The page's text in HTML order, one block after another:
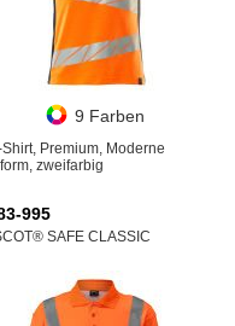
9 Farben
Shirt, Premium, Moderne
zweifarbig
995
SAFE CLASSIC